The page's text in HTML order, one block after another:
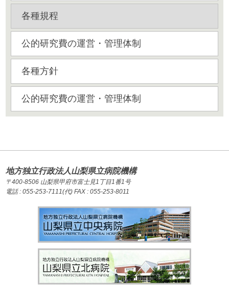
各種規程
公的研究費の運営・管理体制
各種方針
公的研究費の運営・管理体制
地方独立行政法人山梨県立病院機構
〒400-8506 山梨県甲府市富士見1丁目1番1号
電話 : 055-253-7111(代) FAX : 055-253-8011